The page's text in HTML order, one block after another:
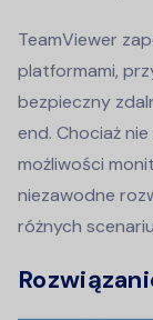
TeamViewer
platformami,
bezpieczny
end. Chociaż
możliwości
niezawodne
różnych